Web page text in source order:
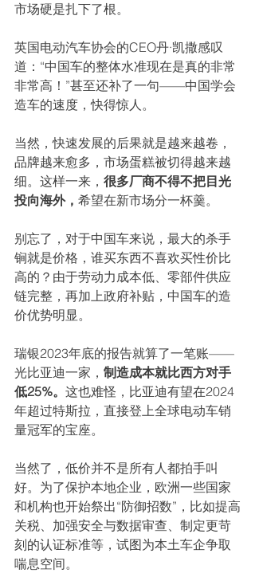
市场硬是扎下了根。
英国电动汽车协会的CEO丹·凯撒感叹
道：“中国车的整体水准现在是真的非常
非常高！”甚至还补了一句——中国学会
造车的速度，快得惊人。
当然，快速发展的后果就是越来越卷，
品牌越来愈多，市场蛋糕被切得越来越
细。这样一来， 很多厂商不得不把目光
投向海外， 希望在新市场分一杯羹。
别忘了，对于中国车来说，最大的杀手
锏就是价格，谁买东西不喜欢买性价比
高的？由于劳动力成本低、零部件供应
链完整，再加上政府补贴，中国车的造
价优势明显。
瑞银2023年底的报告就算了一笔账——
光比亚迪一家， 制造成本就比西方对手
低25%。 这也难怪，比亚迪有望在2024
年超过特斯拉，直接登上全球电动车销
量冠军的宝座。
当然了，低价并不是所有人都拍手叫
好。为了保护本地企业，欧洲一些国家
和机构也开始祭出“防御招数”，比如提高
关税、加强安全与数据审查、制定更苛
刻的认证标准等，试图为本土车企争取
喘息空间。